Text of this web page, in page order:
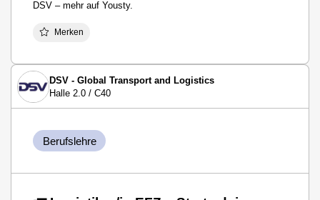
DSV – mehr auf Yousty.
Merken
DSV - Global Transport and Logistics
Halle 2.0 / C40
Berufslehre